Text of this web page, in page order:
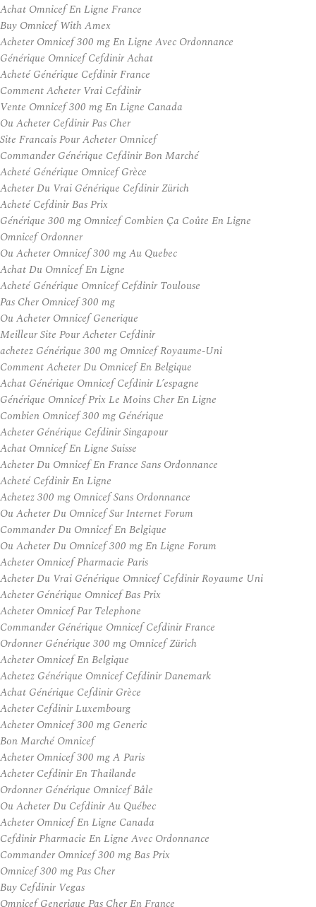
Achat Omnicef En Ligne France
Buy Omnicef With Amex
Acheter Omnicef 300 mg En Ligne Avec Ordonnance
Générique Omnicef Cefdinir Achat
Acheté Générique Cefdinir France
Comment Acheter Vrai Cefdinir
Vente Omnicef 300 mg En Ligne Canada
Ou Acheter Cefdinir Pas Cher
Site Francais Pour Acheter Omnicef
Commander Générique Cefdinir Bon Marché
Acheté Générique Omnicef Grèce
Acheter Du Vrai Générique Cefdinir Zürich
Acheté Cefdinir Bas Prix
Générique 300 mg Omnicef Combien Ça Coûte En Ligne
Omnicef Ordonner
Ou Acheter Omnicef 300 mg Au Quebec
Achat Du Omnicef En Ligne
Acheté Générique Omnicef Cefdinir Toulouse
Pas Cher Omnicef 300 mg
Ou Acheter Omnicef Generique
Meilleur Site Pour Acheter Cefdinir
achetez Générique 300 mg Omnicef Royaume-Uni
Comment Acheter Du Omnicef En Belgique
Achat Générique Omnicef Cefdinir L’espagne
Générique Omnicef Prix Le Moins Cher En Ligne
Combien Omnicef 300 mg Générique
Acheter Générique Cefdinir Singapour
Achat Omnicef En Ligne Suisse
Acheter Du Omnicef En France Sans Ordonnance
Acheté Cefdinir En Ligne
Achetez 300 mg Omnicef Sans Ordonnance
Ou Acheter Du Omnicef Sur Internet Forum
Commander Du Omnicef En Belgique
Ou Acheter Du Omnicef 300 mg En Ligne Forum
Acheter Omnicef Pharmacie Paris
Acheter Du Vrai Générique Omnicef Cefdinir Royaume Uni
Acheter Générique Omnicef Bas Prix
Acheter Omnicef Par Telephone
Commander Générique Omnicef Cefdinir France
Ordonner Générique 300 mg Omnicef Zürich
Acheter Omnicef En Belgique
Achetez Générique Omnicef Cefdinir Danemark
Achat Générique Cefdinir Grèce
Acheter Cefdinir Luxembourg
Acheter Omnicef 300 mg Generic
Bon Marché Omnicef
Acheter Omnicef 300 mg A Paris
Acheter Cefdinir En Thailande
Ordonner Générique Omnicef Bâle
Ou Acheter Du Cefdinir Au Québec
Acheter Omnicef En Ligne Canada
Cefdinir Pharmacie En Ligne Avec Ordonnance
Commander Omnicef 300 mg Bas Prix
Omnicef 300 mg Pas Cher
Buy Cefdinir Vegas